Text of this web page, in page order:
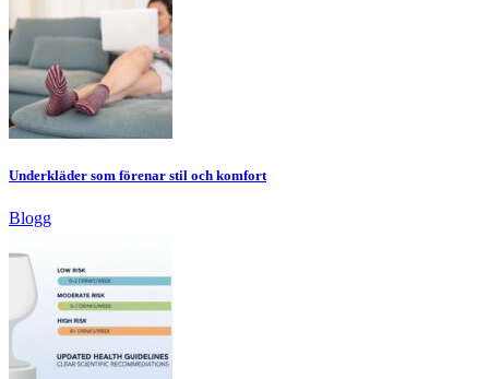
Underkläder som förenar stil och komfort
Blogg